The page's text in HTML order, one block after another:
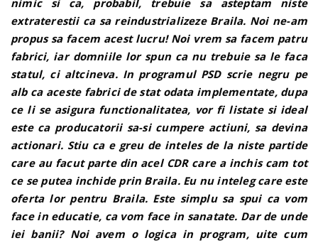
extraterestii ca sa reindustrializeze Braila. Noi ne-am
propus sa facem acest lucru! Noi vrem sa facem patru
fabrici, iar domniile lor spun ca nu trebuie sa le faca
statul, ci altcineva. In programul PSD scrie negru pe
alb ca aceste fabrici de stat odata implementate, dupa
ce li se asigura functionalitatea, vor fi listate si ideal
este ca producatorii sa-si cumpere actiuni, sa devina
actionari. Stiu ca e greu de inteles de la niste partide
care au facut parte din acel CDR care a inchis cam tot
ce se putea inchide prin Braila. Eu nu inteleg care este
oferta lor pentru Braila. Este simplu sa spui ca vom
face in educatie, ca vom face in sanatate. Dar de unde
iei banii? Noi avem o logica in program, uite cum